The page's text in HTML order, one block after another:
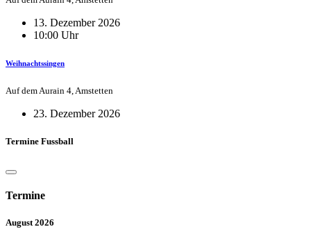
13. Dezember 2026
10:00 Uhr
Weihnachtssingen
Auf dem Aurain 4, Amstetten
23. Dezember 2026
Termine Fussball
Termine
August 2026